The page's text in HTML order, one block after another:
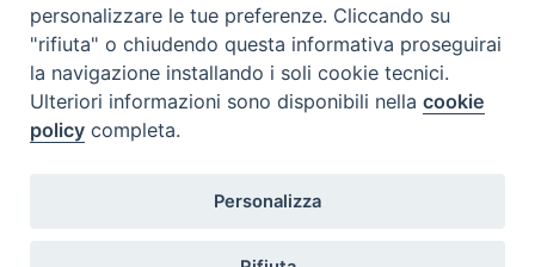
F
c
e
P
n
r
L
n
d
X
T
h
r
W
a
T
e
l
a
Piazza Sant'Antonio, 6
personalizzare le tue preferenze. Cliccando su
"rifiuta" o chiudendo questa informativa proseguirai
la navigazione installando i soli cookie tecnici.
Ulteriori informazioni sono disponibili nellacookie
policy completa.
Personalizza